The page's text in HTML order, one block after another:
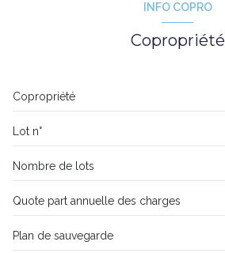
INFO COPRO
Copropriété
Copropriété
Lot n°
Nombre de lots
Quote part annuelle des charges
Plan de sauvegarde